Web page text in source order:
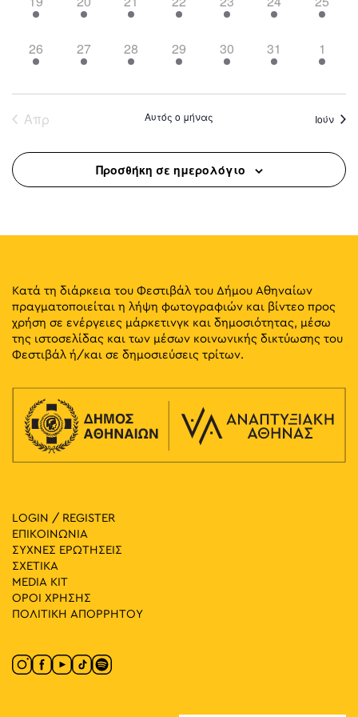
events,
events,
events,
events,
events,
events,
event,
4
events,
26
6
events,
27
5
events,
28
8
events,
29
11
events,
30
8
events,
31
4
events,
1
Απρ Αυτός ο μήνας Ιούν
Προσθήκη σε ημερολόγιο
Κατά τη διάρκεια του Φεστιβάλ του Δήμου Αθηναίων
πραγματοποιείται η λήψη φωτογραφιών και βίντεο προς
χρήση σε ενέργειες μάρκετινγκ και δημοσιότητας, μέσω
της ιστοσελίδας και των μέσων κοινωνικής δικτύωσης του
Φεστιβάλ ή/και σε δημοσιεύσεις τρίτων.
LOGIN / REGISTER
ΕΠΙΚΟΙΝΩΝΙΑ
ΣΥΧΝΕΣ ΕΡΩΤΗΣΕΙΣ
ΣΧΕΤΙΚΑ
MEDIA ΚIT
ΟΡΟΙ ΧΡΗΣΗΣ
ΠΟΛΙΤΙΚΗ ΑΠΟΡΡΗΤΟΥ